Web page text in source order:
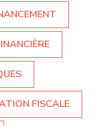
FISCALE